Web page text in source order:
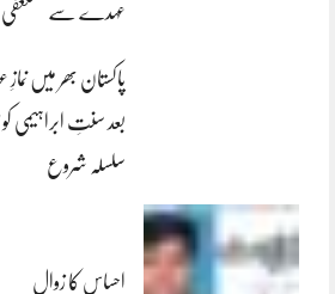
عہدے سے مستعفی
پاکستان بھر میں
بعد سنتِ ابراہیمی
سلسلہ شروع
احساس کا زوال